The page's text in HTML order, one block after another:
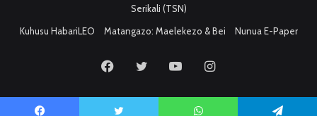
Serikali (TSN)
Kuhusu HabariLEO
Matangazo: Maelekezo & Bei Nunua E-Paper
FacebookTwitter YouTubeInstagram